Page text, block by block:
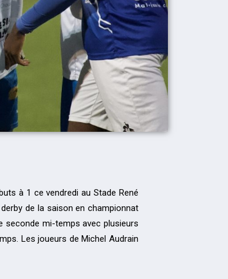
à 1 ce vendredi au Stade René
de la saison en championnat
seconde mi-temps avec plusieurs
Les joueurs de Michel Audrain